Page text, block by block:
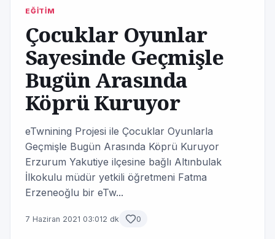
EĞİTİM
Çocuklar Oyunlar
Sayesinde Geçmişle
Bugün Arasında
Köprü Kuruyor
eTwnining Projesi ile Çocuklar Oyunlarla
Geçmişle Bugün Arasında Köprü Kuruyor
Erzurum Yakutiye ilçesine bağlı Altınbulak
İlkokulu müdür yetkili öğretmeni Fatma
Erzeneoğlu bir eTw...
7 Haziran 2021 03:012 dk 0